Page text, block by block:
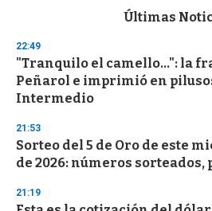
d
s
o
f
3
s
e
c
o
d
s
Últimas
22:49
"Tranquilo el camello...": la
Peñarol e imprimió en
Intermedio
21:53
Sorteo del 5 de Oro de este
de 2026: números sorteados,
21:19